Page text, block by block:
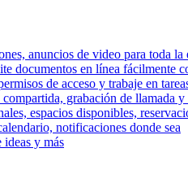
anuncios de video para toda la
documentos en línea fácilmente
de acceso y trabaje en
grabación de llamada
espacios disponibles,
notificaciones donde sea
y más